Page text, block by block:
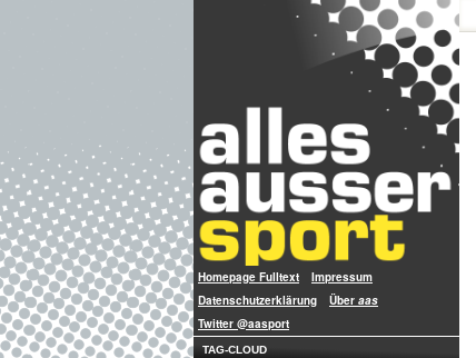
Homepage Fulltext
Impressum
Datenschutzerklärung
Über aas
Twitter @aasport
TAG-CLOUD